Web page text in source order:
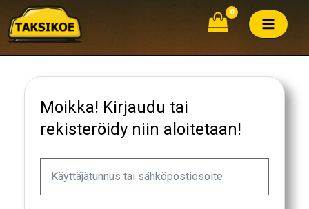
Siirry
sisältöön
Moikka! Kirjaudu tai
rekisteröidy niin aloitetaan!